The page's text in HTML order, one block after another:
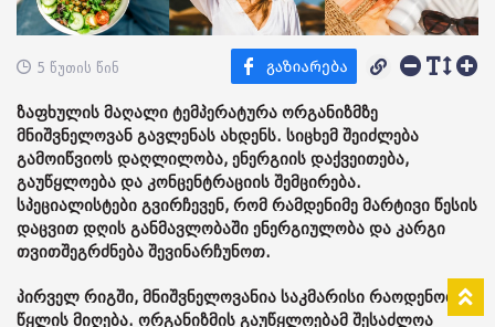
5 წუთის წინ
ზაფხულის მაღალი ტემპერატურა ორგანიზმზე
მნიშვნელოვან გავლენას ახდენს. სიცხემ შეიძლება
გამოიწვიოს დაღლილობა, ენერგიის დაქვეითება,
გაუწყლოება და კონცენტრაციის შემცირება.
სპეციალისტები გვირჩევენ, რომ რამდენიმე მარტივი წესის
დაცვით დღის განმავლობაში ენერგიულობა და კარგი
თვითშეგრძნება შევინარჩუნოთ.
პირველ რიგში, მნიშვნელოვანია საკმარისი რაოდენობით
წყლის მიღება. ორგანიზმის გაუწყლოებამ შესაძლოა